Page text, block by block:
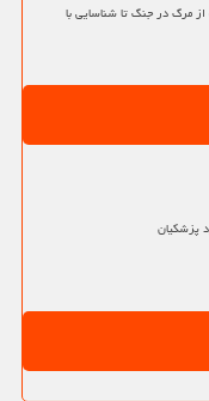
مرگ در جنگ تا شناسایی با